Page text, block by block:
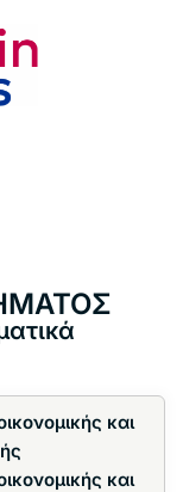
και
και